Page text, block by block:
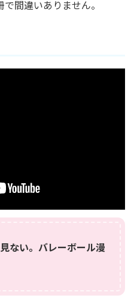
間違いありません。
ない。バレーボール漫